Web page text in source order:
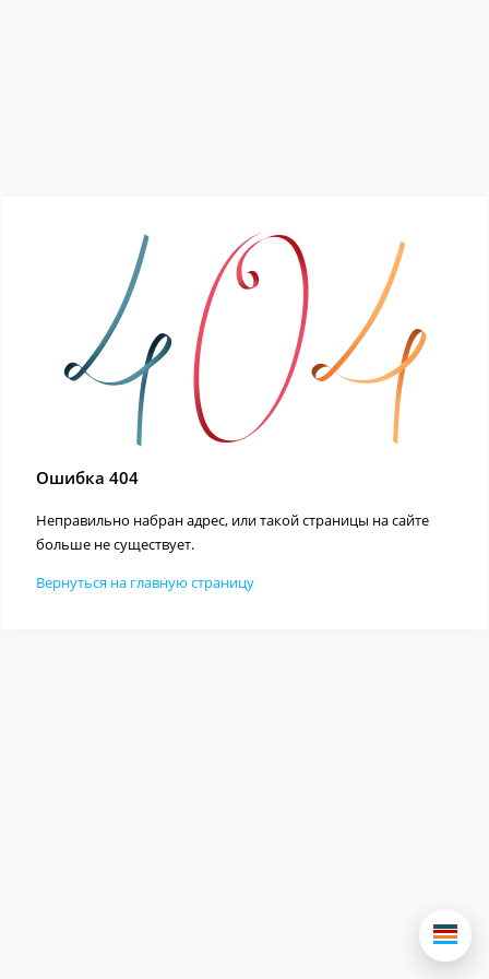
Ошибка 404
Неправильно набран адрес, или такой страницы на сайте
больше не существует.
Вернуться на главную страницу